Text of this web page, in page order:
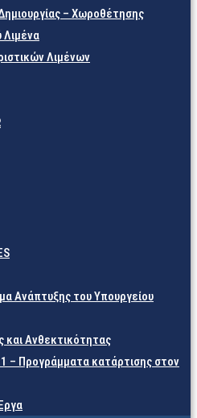
– Χωροθέτησης
Λιμένα
Λιμένων
Ανάπτυξης του Υπουργείου
και Ανθεκτικότητας
– Προγράμματα κατάρτισης στον